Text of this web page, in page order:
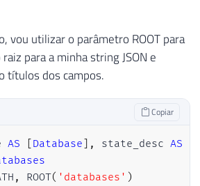
"CLR",
"ONLINE",
"SIMPLE"
"dirceuresende",
"SIMPLE"
vou utilizar o parâmetro ROOT para
para a minha string JSON e
títulos dos campos.
Copiar
AS [Database] , state_desc AS
, ROOT( 'databases' )